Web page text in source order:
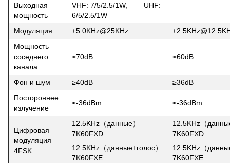
Выходная
мощность
VHF: 7/5/2.5/1W, UHF:
6/5/2.5/1W
Модуляция
±5.0KHz@25KHz
Мощность
соседнего
канала
≥70dB ≥60dB
Фон и шум ≥40dB
≥36dB
Постороннее
излучение
≤-36dBm ≤-36dBm
Цифровая
модуляция
4FSK
12.5KHz（данные）
7K60FXD
12.5KHz（данные+голос）
7K60FXE
12.5KHz（
7K60FXD
12.5KHz（
7K60FXE